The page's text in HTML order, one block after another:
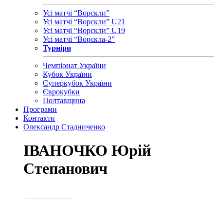
Усі матчі “Ворскли”
Усі матчі “Ворскли” U21
Усі матчі “Ворскли” U19
Усі матчі “Ворскла-2”
Турніри
Чемпіонат України
Кубок України
Суперкубок України
Єврокубки
Полтавщина
Програми
Контакти
Олександр Стадниченко
ІВАНОЧКО Юрій
Степанович